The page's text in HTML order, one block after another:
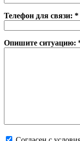
Телефон для связи: *
Опишите ситуацию: